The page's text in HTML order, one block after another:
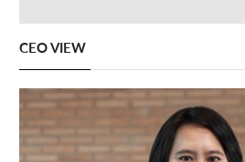
CEO VIEW
Previous